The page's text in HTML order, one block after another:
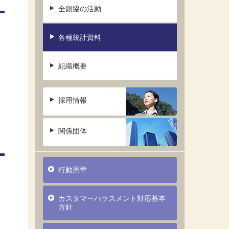
全銀協の活動
各種統計資料
組織概要
採用情報
関係団体
行動憲章
カスタマーハラスメント対応基本
方針